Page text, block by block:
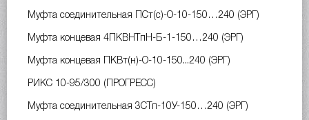
Муфта соединительная ПСт(с)-О-10-150…240 (ЭРГ)
Муфта концевая 4ПКВНТпН-Б-1-150…240 (ЭРГ)
Муфта концевая ПКВт(н)-О-10-150...240 (ЭРГ)
РИКС 10-95/300 (ПРОГРЕСС)
Муфта соединительная 3СТп-10У-150…240 (ЭРГ)